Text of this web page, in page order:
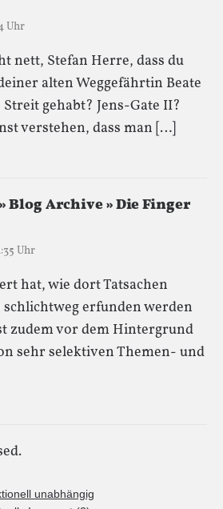
Uhr
nett, Stefan Herre, dass du
alten Weggefährtin Beate
gehabt? Jens-Gate II?
verstehen, dass man […]
Blog Archive » Die Finger
Uhr
hat, wie dort Tatsachen
erfunden werden
zudem vor dem Hintergrund
sehr selektiven Themen- und
unabhängig